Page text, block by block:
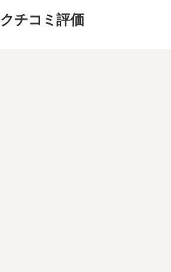
クチコミ評価